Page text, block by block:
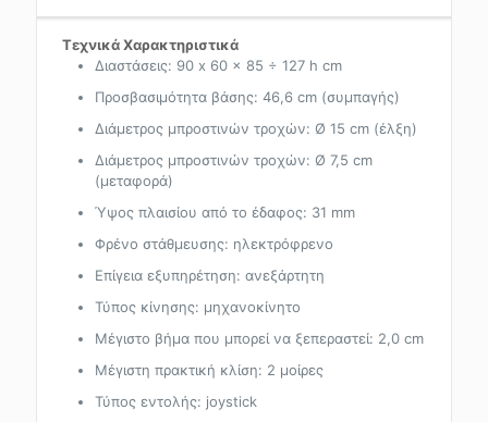
Τεχνικά Χαρακτηριστικά
Διαστάσεις: 90 x 60 x 85 ÷ 127 h cm
Προσβασιμότητα βάσης: 46,6 cm (συμπαγής)
Διάμετρος μπροστινών τροχών: Ø 15 cm (έλξη)
Διάμετρος μπροστινών τροχών: Ø 7,5 cm
(μεταφορά)
Ύψος πλαισίου από το έδαφος: 31 mm
Φρένο στάθμευσης: ηλεκτρόφρενο
Επίγεια εξυπηρέτηση: ανεξάρτητη
Τύπος κίνησης: μηχανοκίνητο
Μέγιστο βήμα που μπορεί να ξεπεραστεί: 2,0 cm
Μέγιστη πρακτική κλίση: 2 μοίρες
Τύπος εντολής: joystick